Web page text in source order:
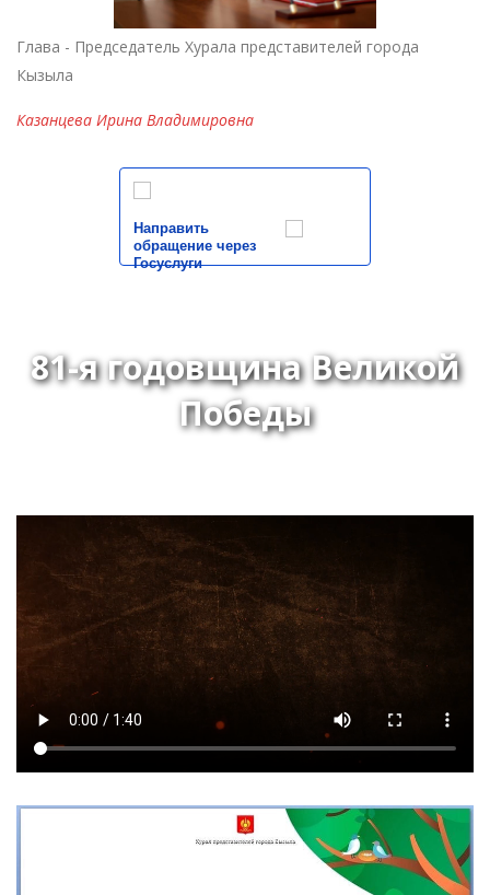
Глава - Председатель Хурала представителей города
Кызыла
Казанцева Ирина Владимировна
Направить
обращение через
Госуслуги
81-я годовщина Великой
Победы